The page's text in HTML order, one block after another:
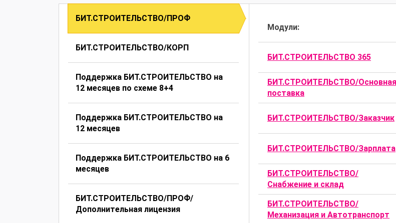
БИТ.СТРОИТЕЛЬСТВО/ПРОФ
БИТ.СТРОИТЕЛЬСТВО/КОРП
Поддержка БИТ.СТРОИТЕЛЬСТВО на
12 месяцев по схеме 8+4
Поддержка БИТ.СТРОИТЕЛЬСТВО на
12 месяцев
Поддержка БИТ.СТРОИТЕЛЬСТВО на 6
месяцев
БИТ.СТРОИТЕЛЬСТВО/ПРОФ/
Дополнительная лицензия
Модули:
БИТ.СТРОИТЕЛЬСТВО 365
БИТ.СТРОИТЕЛЬСТВО/Основная
поставка
БИТ.СТРОИТЕЛЬСТВО/Заказчик
БИТ.СТРОИТЕЛЬСТВО/Зарплата
БИТ.СТРОИТЕЛЬСТВО/
Снабжение и склад
БИТ.СТРОИТЕЛЬСТВО/
Механизация и Автотранспорт